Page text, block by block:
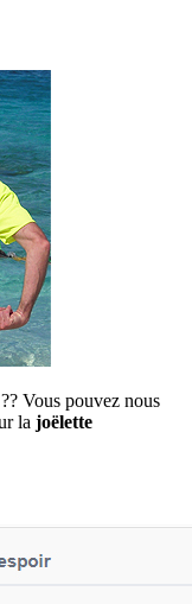
Vous pouvez nous
la joëlette